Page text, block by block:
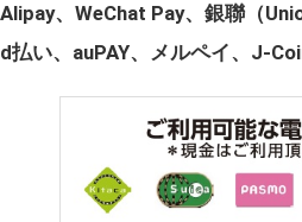
Alipay、WeChat Pay、銀聯（
d払い、auPAY、メルペイ、J-